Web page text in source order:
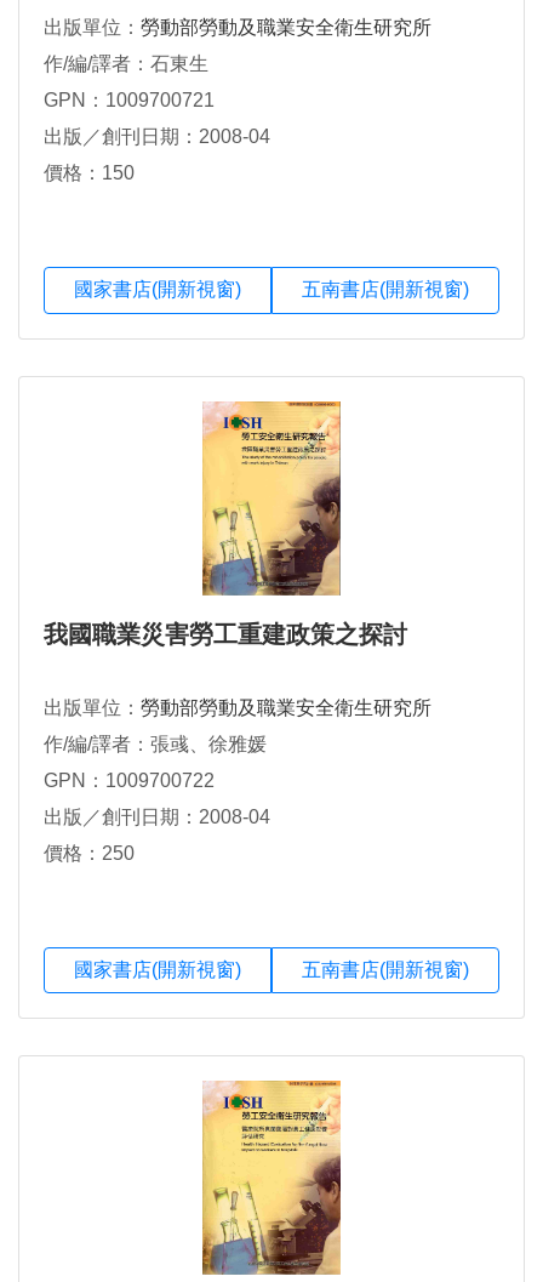
出版單位： 勞動部勞動及職業安全衛生研究所
作/編/譯者：石東生
GPN：1009700721
出版／創刊日期：2008-04
價格：150
國家書店(開新視窗) 五南書店(開新視窗)
我國職業災害勞工重建政策之探討
出版單位： 勞動部勞動及職業安全衛生研究所
作/編/譯者：張彧、徐雅媛
GPN：1009700722
出版／創刊日期：2008-04
價格：250
國家書店(開新視窗) 五南書店(開新視窗)